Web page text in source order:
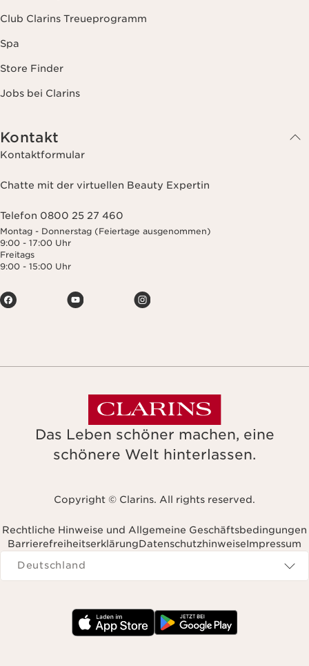
Club Clarins Treueprogramm
Spa
Store Finder
Jobs bei Clarins
Kontakt
Kontaktformular
Chatte mit der virtuellen Beauty Expertin
Telefon 0800 25 27 460
Montag - Donnerstag (Feiertage ausgenommen)
9:00 - 17:00 Uhr
Freitags
9:00 - 15:00 Uhr
Das Leben schöner machen, eine
schönere Welt hinterlassen.
Copyright © Clarins. All rights reserved.
Rechtliche Hinweise und Allgemeine Geschäftsbedingungen
BarrierefreiheitserklärungDatenschutzhinweiseImpressum
Navigates to
Deutschland